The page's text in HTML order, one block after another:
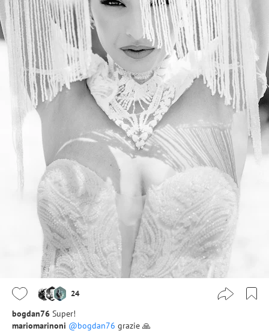
24
bogdan76 Super!
mariomarinoni @bogdan76 grazie 🙏